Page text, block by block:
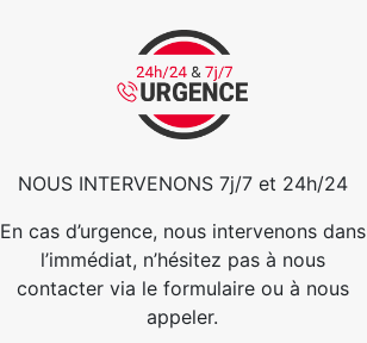
NOUS INTERVENONS 7j/7 et 24h/24
En cas d’urgence, nous intervenons dans
l’immédiat, n’hésitez pas à nous
contacter via le formulaire ou à nous
appeler.